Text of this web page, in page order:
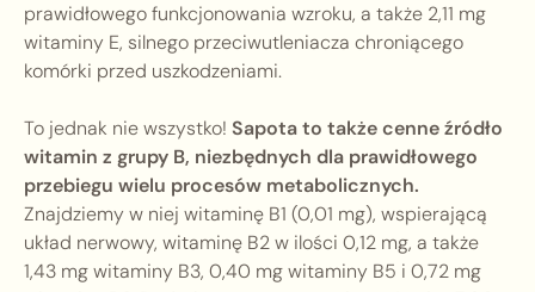
prawidłowego funkcjonowania wzroku, a także 2,11 mg
witaminy E, silnego przeciwutleniacza chroniącego
komórki przed uszkodzeniami.
To jednak nie wszystko! Sapota to także cenne źródło
witamin z grupy B, niezbędnych dla prawidłowego
przebiegu wielu procesów metabolicznych.
Znajdziemy w niej witaminę B1 (0,01 mg), wspierającą
układ nerwowy, witaminę B2 w ilości 0,12 mg, a także
1,43 mg witaminy B3, 0,40 mg witaminy B5 i 0,72 mg